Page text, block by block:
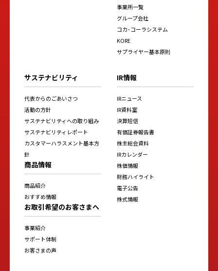
事業所一覧
グループ会社
コカ･コーラシステム
KORE
サプライヤー基本原則
サステナビリティ
代表からのごあいさつ
活動の方針
サステナビリティへの取り組み
サステナビリティレポート
カスタマーハラスメント基本方
針
商品情報
商品紹介
おすすめ情報
お取引希望のお客さまへ
事業紹介
サポート体制
お客さまの声
IR情報
IRニュース
IR資料室
決算短信
有価証券報告書
株主総会資料
IRカレンダー
株価情報
財務ハイライト
電子公告
株式情報